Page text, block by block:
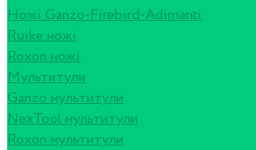
Ножі Ganzo-Firebird-Adimanti
Ruike ножі
Roxon ножi
Мультитули
Ganzo мультитули
NexTool мультитули
Roxon мультитули